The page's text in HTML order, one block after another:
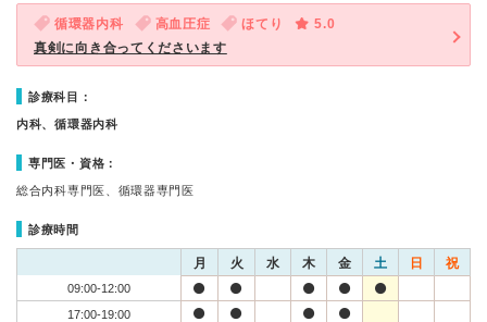
循環器内科 高血圧症 ほてり
5.0
真剣に向き合ってくださいます
診療科目：
内科、循環器内科
専門医・資格：
総合内科専門医、循環器専門医
診療時間
月 火 水 木 金 土 日 祝
09:00-12:00
17:00-19:00